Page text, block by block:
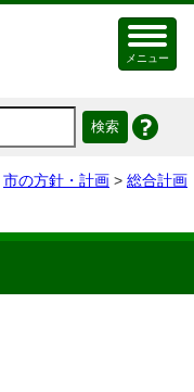
メニュー
市の方針・計画 > 総合計画